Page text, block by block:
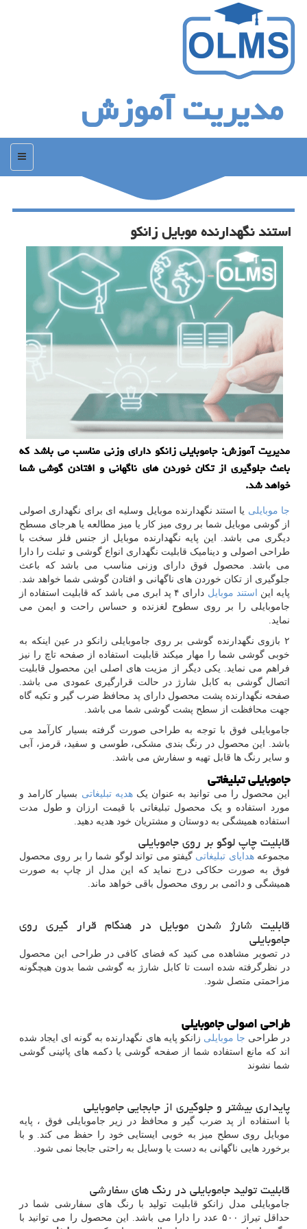
مدیریت آموزش
منو
استند نگهدارنده موبایل زانكو
مدیریت آموزش: جاموبایلی زانكو دارای وزنی مناسب می باشد كه
باعث جلوگیری از تكان خوردن های ناگهانی و افتادن گوشی شما
خواهد شد.
جا موبایلی یا استند نگهدارنده موبایل وسلیه ای برای نگهداری اصولی
از گوشی موبایل شما بر روی میز کار یا میز مطالعه یا هرجای مسطح
دیگری می باشد. این پایه نگهدارنده موبایل از جنس فلز سخت با
طراحی اصولی و دینامیک قابلیت نگهداری انواع گوشی و تبلت را دارا
می باشد. محصول فوق دارای وزنی مناسب می باشد که باعث
جلوگیری از تکان خوردن های ناگهانی و افتادن گوشی شما خواهد شد.
پایه این
استند موبایل
دارای ۴ پد ابری می باشد که قابلیت استفاده از
جاموبایلی را بر روی سطوح لغزنده و حساس راحت و ایمن می
نماید.
۲ بازوی نگهدارنده گوشی بر روی جاموبایلی زانکو در عین اینکه به
خوبی گوشی شما را مهار میکند قابلیت استفاده از صفحه تاچ را نیز
فراهم می نماید. یکی دیگر از مزیت های اصلی این محصول قابلیت
اتصال گوشی به کابل شارژ در حالت قرارگیری عمودی می باشد.
صفحه نگهدارنده پشت محصول دارای پد محافظ ضرب گیر و تکیه گاه
جهت محافظت از سطح پشت گوشی شما می باشد.
جاموبایلی فوق با توجه به طراحی صورت گرفته بسیار کارآمد می
باشد. این محصول در رنگ بندی مشکی، طوسی و سفید، قرمز، آبی
و سایر رنگ ها قابل تهیه و سفارش می باشد.
جاموبایلی تبلیغاتی
این محصول را می توانید به عنوان یکهدیه تبلیغاتی بسیار کارامد و
مورد استفاده و یک محصول تبلیغاتی با قیمت ارزان و طول مدت
استفاده همیشگی به دوستان و مشتریان خود هدیه دهید.
قابلیت چاپ لوگو بر روی جاموبایلی
مجموعههدایای تبلیغاتی گیفتو می تواند لوگو شما را بر روی محصول
فوق به صورت حکاکی درج نماید که این مدل از چاپ به صورت
همیشگی و دائمی بر روی محصول باقی خواهد ماند.
قابلیت شارژ شدن موبایل در هنگام قرار گیری روی
جاموبایلی
در تصویر مشاهده می کنید که فضای کافی در طراحی این محصول
در نظرگرفته شده است تا کابل شارژ به گوشی شما بدون هیچگونه
مزاحمتی متصل شود.
طراحی اصولی جاموبایلی
در طراحی جا موبایلی زانکو پایه های نگهدارنده به گونه ای ایجاد شده
اند که مانع استفاده شما از صفحه گوشی یا دکمه های پائینی گوشی
شما نشوند
پایداری بیشتر و جلوگیری از جابجایی جاموبایلی
با استفاده از پد ضرب گیر و محافظ در زیر جاموبایلی فوق ، پایه
موبایل روی سطح میز به خوبی ایستایی خود را حفظ می کند. و با
برخورد هایی ناگهانی به دست یا وسایل به راحتی جابجا نمی شود.
قابلیت تولید جاموبایلی در رنگ های سفارشی
جاموبایلی مدل زانکو قابلیت تولید با رنگ های سفارشی شما در
حداقل تیراژ ۵۰۰ عدد را دارا می باشد. این محصول را می توانید با